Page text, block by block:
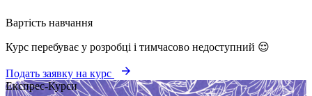
Вартість навчання
Курс перебуває у розробці і тимчасово недоступний 😌
Подать заявку на курс arrow_forward
Експрес-Курси